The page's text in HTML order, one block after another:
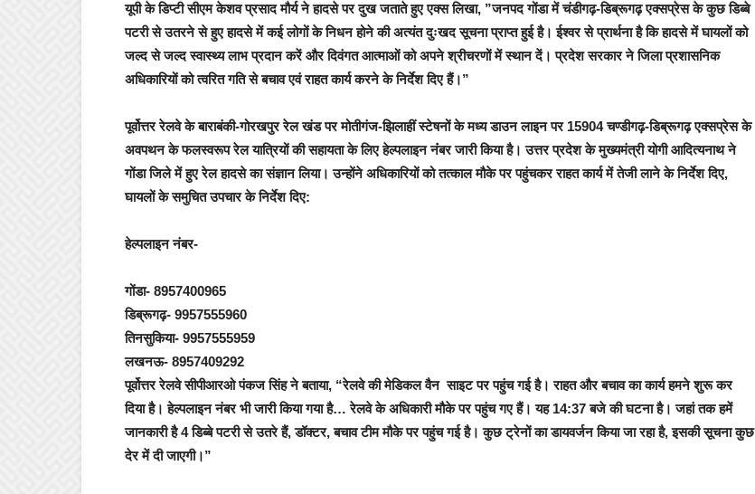
यूपी के ड‍िप्‍टी सीएम केशव प्रसाद मौर्य ने हादसे पर दुख जताते हुए एक्‍स ल‍िखा, ”जनपद गोंडा में चंडीगढ़-डिब्रूगढ़ एक्सप्रेस के कुछ डिब्बे
पटरी से उतरने से हुए हादसे में कई लोगों के निधन होने की अत्यंत दुःखद सूचना प्राप्त हुई है। ईश्वर से प्रार्थना है कि हादसे में घायलों को
जल्द से जल्द स्वास्थ्य लाभ प्रदान करें और दिवंगत आत्माओं को अपने श्रीचरणों में स्थान दें। प्रदेश सरकार ने जिला प्रशासनिक
अधिकारियों को त्वरित गति से बचाव एवं राहत कार्य करने के निर्देश दिए हैं।”
पूर्वोत्तर रेलवे के बाराबंकी-गोरखपुर रेल खंड पर मोतीगंज-झिलाहीं स्टेषनों के मध्य डाउन लाइन पर 15904 चण्डीगढ़-डिब्रूगढ़ एक्सप्रेस के
अवपथन के फलस्वरूप रेल यात्रियों की सहायता के ल‍िए हेल्पलाइन नंंबर जारी किया है। उत्तर प्रदेश के मुख्यमंत्री योगी आदित्यनाथ ने
गोंडा जिले में हुए रेल हादसे का संज्ञान लिया। उन्होंने अधिकारियों को तत्काल मौके पर पहुंचकर राहत कार्य में तेजी लाने के निर्देश दिए,
घायलों के समुचित उपचार के निर्देश दिए:
हेल्‍पलाइन नंबर-
गोंडा- 8957400965
डिब्रूगढ़- 9957555960
त‍िनसुक‍िया- 9957555959
लखनऊ- 8957409292
पूर्वोत्तर रेलवे सीपीआरओ पंकज सिंह ने बताया, “रेलवे की मेडिकल वैन साइट पर पहुंच गई है। राहत और बचाव का कार्य हमने शुरू कर
दिया है। हेल्पलाइन नंबर भी जारी किया गया है… रेलवे के अधिकारी मौके पर पहुंच गए हैं। यह 14:37 बजे की घटना है। जहां तक हमें
जानकारी है 4 डिब्बे पटरी से उतरे हैं, डॉक्टर, बचाव टीम मौके पर पहुंच गई है। कुछ ट्रेनों का डायवर्जन किया जा रहा है, इसकी सूचना कुछ
देर में दी जाएगी।”